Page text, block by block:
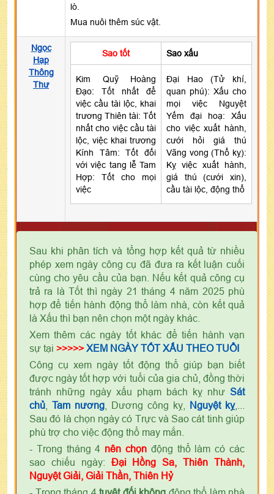
lò.
Mua nuôi thêm súc vật.
Ngọc
Hạp
Thông
Thư
Sao tốt Sao xấu
Kim Quỹ Hoàng
Đạo: Tốt nhất để
việc cầu tài lộc, khai
trương Thiên tài: Tốt
nhất cho việc cầu tài
lộc, việc khai trương
Kính Tâm: Tốt đối
với việc tang lễ Tam
Hợp: Tốt cho mọi
việc
Đại Hao (Tử khí,
quan phú): Xấu cho
mọi việc Nguyệt
Yếm đại hoạ: Xấu
cho việc xuất hành,
cưới hỏi giá thú
Vãng vong (Thổ kỵ):
Kỵ việc xuất hành,
giá thú (cưới xin),
cầu tài lộc, động thổ
Sau khi phân tích và tổng hợp kết quả từ nhiều
phép xem ngày công cụ đã đưa ra kết luận cuối
cùng cho yêu cầu của bạn. Nếu kết quả công cụ
trả ra là Tốt thì ngày 21 tháng 4 năm 2025 phù
hợp để tiến hành động thổ làm nhà, còn kết quả
là Xấu thì bạn nên chọn một ngày khác.
Xem thêm các ngày tốt khác để tiến hành vạn
sự tại >>>>> XEM NGÀY TỐT XẤU THEO TUỔI
Công cụ xem ngày tốt động thổ giúp bạn biết
được ngày tốt hợp với tuổi của gia chủ, đồng thời
tránh những ngày xấu phạm bách kỵ như Sát
chủ
Tam nương , Dương công kỵ, Nguyệt kỵ,...
Sau đó là chọn ngày có Trực và Sao cát tinh giúp
phù trợ cho việc động thổ may mắn.
- Trong tháng 4 nên chọn động thổ làm có các
sao chiếu ngày: Đại Hồng Sa, Thiên Thành,
Nguyệt Giải, Giải Thần, Thiên Hỷ